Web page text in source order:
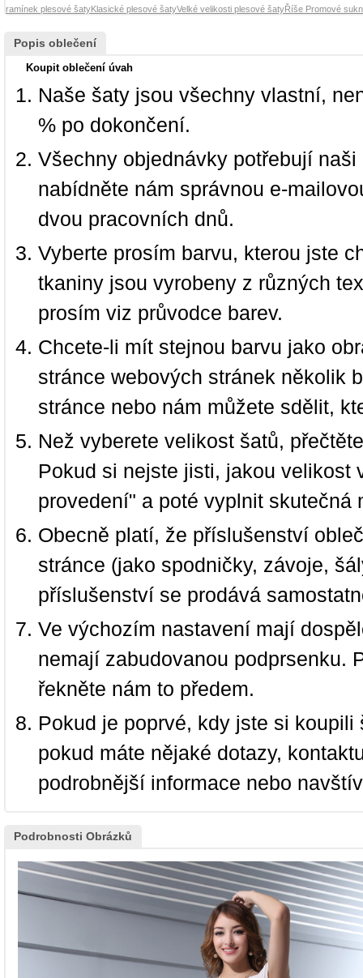
ramínek plesové šatyKlasické plesové šatyVelké velikosti plesové šatyŘíše Promové
Popis oblečení
Koupit oblečení úvah
Naše šaty jsou všechny vlastní,
% po dokončení.
Všechny objednávky potřebují
nabídněte nám správnou e-
dvou pracovních dnů.
Vyberte prosím barvu, kterou jste
tkaniny jsou vyrobeny z různých
prosím viz průvodce barev.
Chcete-li mít stejnou barvu jako
stránce webových stránek několik
stránce nebo nám můžete sdělit,
Než vyberete velikost šatů,
Pokud si nejste jisti, jakou velikost
provedení" a poté vyplnit
Obecně platí, že příslušenství
stránce (jako spodničky, závoje,
příslušenství se prodává
Ve výchozím nastavení mají
nemají zabudovanou podprsenku.
řekněte nám to předem.
Pokud je poprvé, kdy jste si
pokud máte nějaké dotazy,
podrobnější informace nebo
Podrobnosti Obrázků